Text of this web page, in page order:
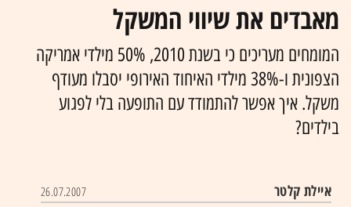
מאבדים את שיווי המשקל
המומחים מעריכים כי בשנת 2010, 50% מילדי אמריקה
הצפונית ו-38% מילדי האיחוד האירופי יסבלו מעודף
משקל. איך אפשר להתמודד עם התופעה בלי לפגוע
בילדים?
איילת קלטר 26.07.2007